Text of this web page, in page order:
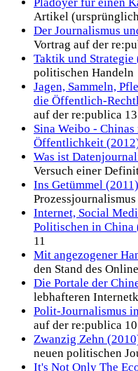
Artikel
Der Journalismus
Vortrag auf der
Taktik und Strategie
politischen Handeln
Jagen, Sammeln,
die Öffentlich-
auf der re:publica
Sina Weibo -
Öffentlichkeit
Was ist
Versuch einer
Ins Getümmel (2011)
Prozessjournalismus
Internet, Social
Politischen in China
11
Mit angezogener
den Stand des
Die Portale der
lebhafteren
Polit-Journalismus
auf der re:publica
Zwanzig Zehn
neuen politischen
It's Not Only The